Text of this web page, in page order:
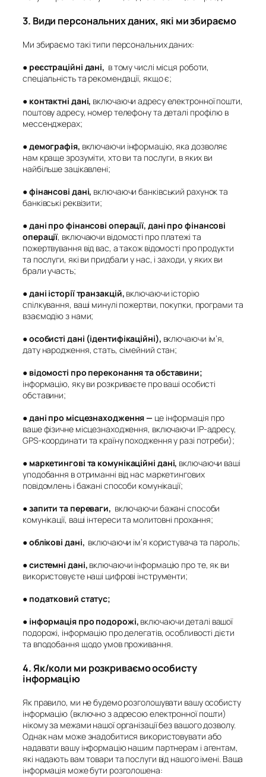
3. Види персональних даних, які ми збираємо
Ми збираємо такі типи персональних даних:
● реєстраційні дані, в тому числі місця роботи,
спеціальність та рекомендації, якщо є;
● контактні дані, включаючи адресу електронної пошти,
поштову адресу, номер телефону та деталі профілю в
мессенджерах;
●демографія, включаючи інформацію, яка дозволяє
нам краще зрозуміти, хто ви та послуги, в яких ви
найбільше зацікавлені;
●фінансові дані, включаючи банківський рахунок та
банківські реквізити;
●дані про фінансові операції, дані про фінансові
операції, включаючи відомості про платежі та
пожертвування від вас, а також відомості про продукти
та послуги, які ви придбали у нас, і заходи, у яких ви
брали участь;
●дані історії транзакцій, включаючи історію
спілкування, ваші минулі пожертви, покупки, програми та
взаємодію з нами;
●особисті дані (ідентифікаційні), включаючи ім’я,
дату народження, стать, сімейний стан;
● відомості про переконання та обставини;
інформацію, яку ви розкриваєте про ваші особисті
обставини;
●дані про місцезнаходження— це інформація про
ваше фізичне місцезнаходження, включаючи IP-адресу,
GPS-координати та країну походження у разі потреби);
● маркетингові та комунікаційні дані, включаючи ваші
уподобання в отриманні від нас маркетингових
повідомлень і бажані способи комунікації;
●запити та переваги, включаючи бажані способи
комунікації, ваші інтереси та молитовні прохання;
●облікові дані, включаючи ім’я користувача та пароль;
●системні дані, включаючи інформацію про те, як ви
використовуєте наші цифрові інструменти;
● податковий статус;
● інформація про подорожі, включаючи деталі вашої
подорожі, інформацію про делегатів, особливості дієти
та вподобання щодо умов проживання.
4. Як/коли ми розкриваємо особисту
інформацію
Як правило, ми не будемо розголошувати вашу особисту
інформацію (включно з адресою електронної пошти)
нікому за межами нашої організації без вашого дозволу.
Однак нам може знадобитися використовувати або
надавати вашу інформацію нашим партнерам і агентам,
які надають вам товари та послуги від нашого імені. Ваша
інформація може бути розголошена: